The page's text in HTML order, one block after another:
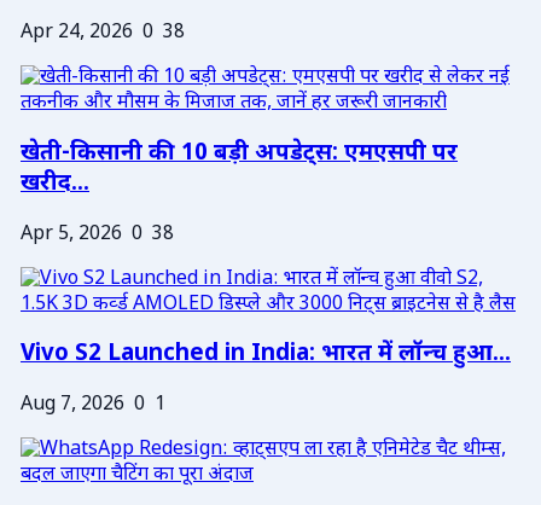
Apr 24, 2026 0 38
खेती-किसानी की 10 बड़ी अपडेट्स: एमएसपी पर
खरीद...
Apr 5, 2026 0 38
Vivo S2 Launched in India: भारत में लॉन्च हुआ...
Aug 7, 2026 0 1